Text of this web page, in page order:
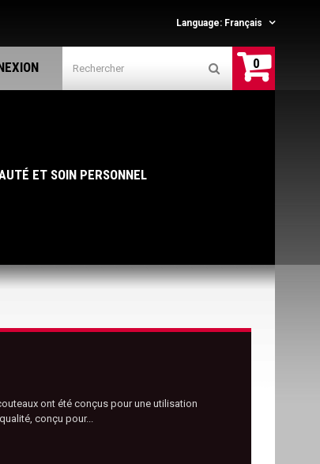
Language: Français
0
ET SOIN PERSONNEL
ont été conçus pour une utilisation
conçu pour...